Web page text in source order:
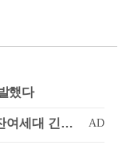
했다